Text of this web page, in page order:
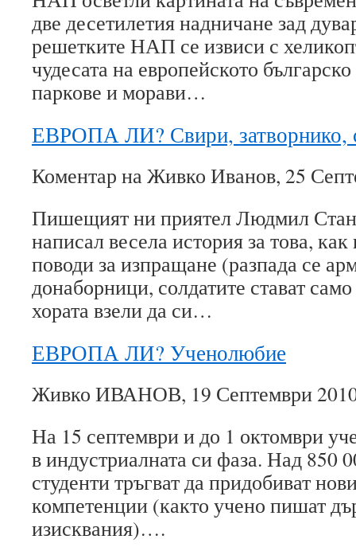
две десетилетия надничане зад
решетките НАП се извиси с
чудесата на европейското
паркове и морави…
ЕВРОПА ЛИ? Свири, затворнико,
Коментар на Живко Иванов, 25
Пишещият ни приятел Людмил
написал весела история за това,
поводи за изпращане (разпада се
донаборници, солдатите стават
хората взели да си…
ЕВРОПА ЛИ? Ученолюбие
Живко ИВАНОВ, 19 Септември
На 15 септември и до 1 октомври
в индустриалната си фаза. Над 850
студенти тръгват да придобиват
компетенции (както учено пишат
изисквания)….